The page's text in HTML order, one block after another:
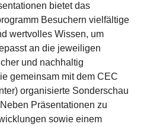
bietet das
Besuchern vielfältige
wertvolles Wissen, um
an die jeweiligen
und nachhaltig
gemeinsam mit dem CEC
organisierte Sonderschau
Präsentationen zu
sowie einem